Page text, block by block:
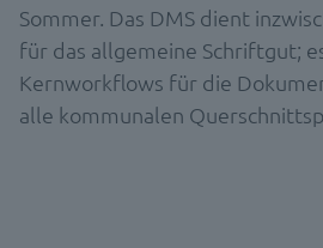
Sommer. Das DMS dient
für das allgemeine Schriftgut;
Kernworkflows für die
alle kommunalen